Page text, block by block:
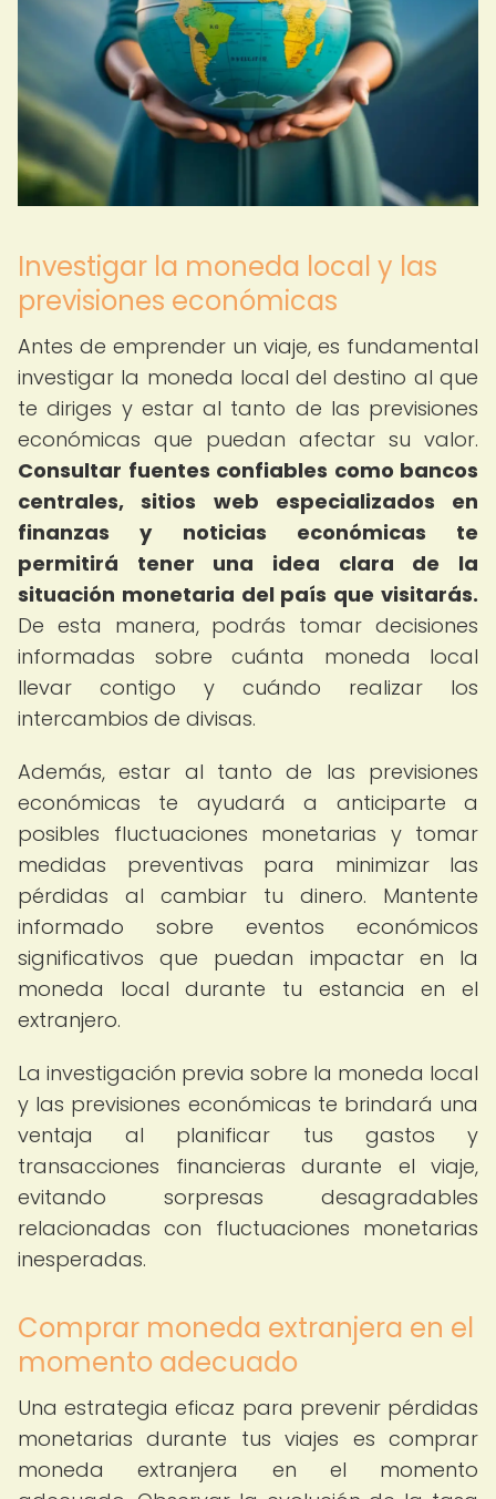
Investigar la moneda local y las
previsiones económicas
Antes de emprender un viaje, es fundamental
investigar la moneda local del destino al que
te diriges y estar al tanto de las previsiones
económicas que puedan afectar su valor.
Consultar fuentes confiables como bancos
centrales, sitios web especializados en
finanzas y noticias económicas te
permitirá tener una idea clara de la
situación monetaria del país que visitarás.
De esta manera, podrás tomar decisiones
informadas sobre cuánta moneda local
llevar contigo y cuándo realizar los
intercambios de divisas.
Además, estar al tanto de las previsiones
económicas te ayudará a anticiparte a
posibles fluctuaciones monetarias y tomar
medidas preventivas para minimizar las
pérdidas al cambiar tu dinero. Mantente
informado sobre eventos económicos
significativos que puedan impactar en la
moneda local durante tu estancia en el
extranjero.
La investigación previa sobre la moneda local
y las previsiones económicas te brindará una
ventaja al planificar tus gastos y
transacciones financieras durante el viaje,
evitando sorpresas desagradables
relacionadas con fluctuaciones monetarias
inesperadas.
Comprar moneda extranjera en el
momento adecuado
Una estrategia eficaz para prevenir pérdidas
monetarias durante tus viajes es comprar
moneda extranjera en el momento